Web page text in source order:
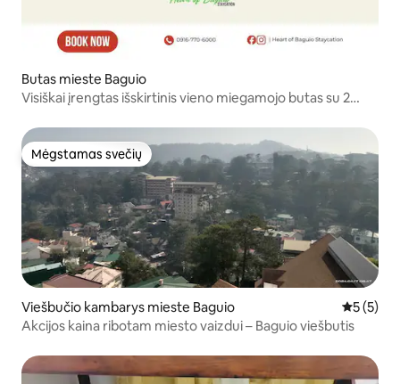
Butas mieste Baguio
Visiškai įrengtas išskirtinis vieno miegamojo butas su 2
Mėgstamas svečių
Mėgstamas svečių
Viešbučio kambarys mieste Baguio Vidutinis
5 (5)
Akcijos kaina ribotam miesto vaizdui – Baguio viešbutis